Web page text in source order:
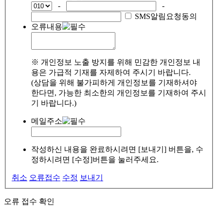
-
-
SMS알림요청동의
오류내용
※ 개인정보 노출 방지를 위해 민감한 개인정보 내
용은 가급적 기재를 자제하여 주시기 바랍니다.
(상담을 위해 불가피하게 개인정보를 기재하셔야
한다면, 가능한 최소한의 개인정보를 기재하여 주시
기 바랍니다.)
메일주소
작성하신 내용을 완료하시려면 [보내기] 버튼을, 수
정하시려면 [수정]버튼을 눌러주세요.
취소 오류접수 수정 보내기
오류 접수 확인